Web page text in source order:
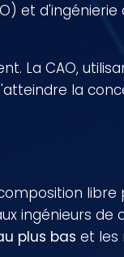
et
La CAO,
la
libre
ingénieurs de
plus bas et les